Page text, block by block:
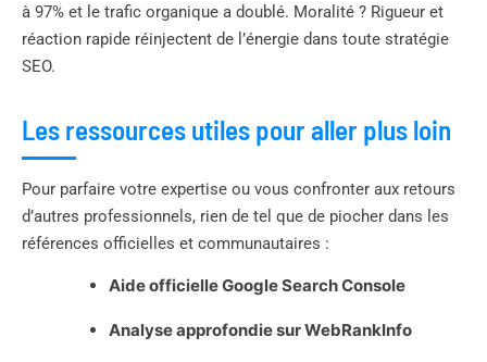
à 97% et le trafic organique a doublé. Moralité ? Rigueur et
réaction rapide réinjectent de l’énergie dans toute stratégie
SEO.
Les ressources utiles pour aller plus loin
Pour parfaire votre expertise ou vous confronter aux retours
d’autres professionnels, rien de tel que de piocher dans les
références officielles et communautaires :
Aide officielle Google Search Console
Analyse approfondie sur WebRankInfo